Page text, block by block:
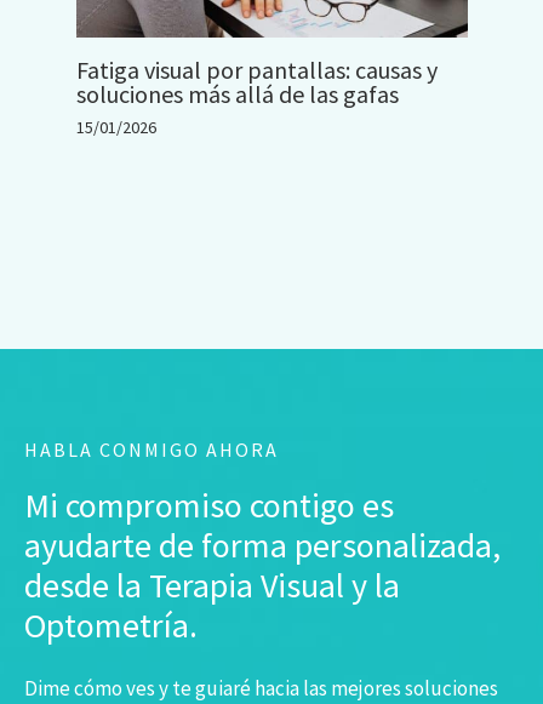
Fatiga visual por pantallas: causas y
soluciones más allá de las gafas
15/01/2026
HABLA CONMIGO AHORA
Mi compromiso contigo es
ayudarte de forma personalizada,
desde la Terapia Visual y la
Optometría.
Dime cómo ves y te guiaré hacia las mejores soluciones